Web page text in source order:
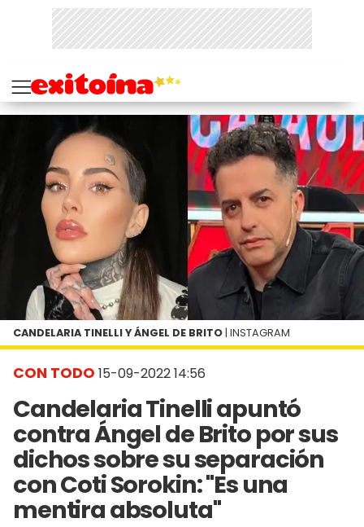
CON TODO 15-09-2022 14:56
Candelaria Tinelli apuntó
contra Ángel de Brito por sus
dichos sobre su separación
con Coti Sorokin: "Es una
mentira absoluta"
CANDELARIA TINELLI Y ÁNGEL DE BRITO | INSTAGRAM